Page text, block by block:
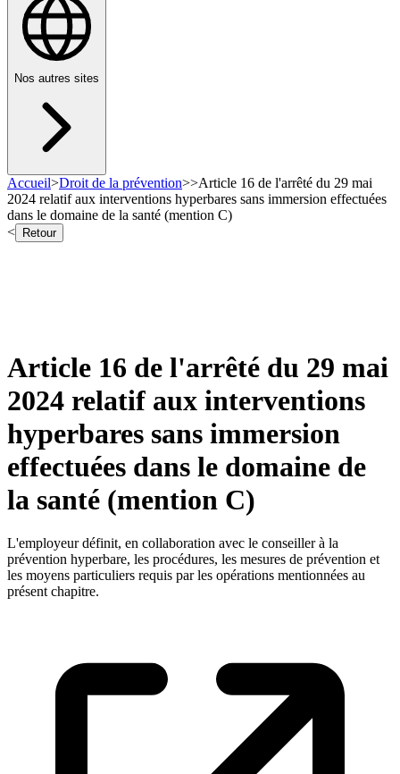
Nos autres sites
Accueil>Droit de la prévention>>Article 16 de l'arrêté du 29 mai
2024 relatif aux interventions hyperbares sans immersion effectuées
dans le domaine de la santé (mention C)
<
Retour
Article 16 de l'arrêté du 29 mai
2024 relatif aux interventions
hyperbares sans immersion
effectuées dans le domaine de
la santé (mention C)
L'employeur définit, en collaboration avec le conseiller à la
prévention hyperbare, les procédures, les mesures de prévention et
les moyens particuliers requis par les opérations mentionnées au
présent chapitre.